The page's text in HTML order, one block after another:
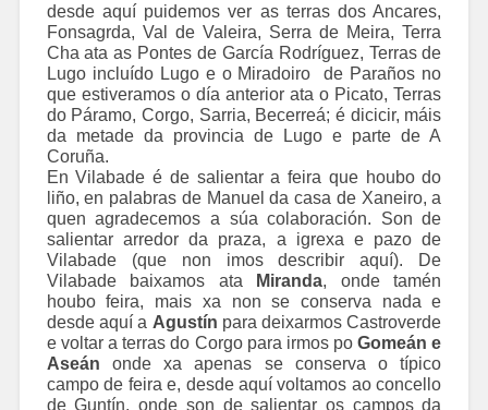
desde aquí puidemos ver as terras dos Ancares,
Fonsagrda, Val de Valeira, Serra de Meira, Terra
Cha ata as Pontes de García Rodríguez, Terras de
Lugo incluído Lugo e o Miradoiro de Paraños no
que estiveramos o día anterior ata o Picato, Terras
do Páramo, Corgo, Sarria, Becerreá; é dicicir, máis
da metade da provincia de Lugo e parte de A
Coruña.
En Vilabade é de salientar a feira que houbo do
liño, en palabras de Manuel da casa de Xaneiro, a
quen agradecemos a súa colaboración. Son de
salientar arredor da praza, a igrexa e pazo de
Vilabade (que non imos describir aquí). De
Vilabade baixamos ata
Miranda, onde tamén
houbo feira, mais xa non se conserva nada e
desde aquí a Agustín para deixarmos Castroverde
e voltar a terras do Corgo para irmos poGomeán e
Aseán onde xa apenas se conserva o típico
campo de feira e, desde aquí voltamos ao concello
de Guntín, onde son de salientar os campos da